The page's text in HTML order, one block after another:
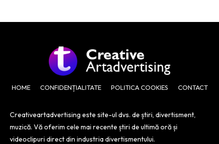
HOME CONFIDENȚIALITATE POLITICA COOKIES CONTACT
Creativeartadvertising este site-ul dvs. de știri, divertisment,
muzică. Vă oferim cele mai recente știri de ultimă oră și
videoclipuri direct din industria divertismentului.